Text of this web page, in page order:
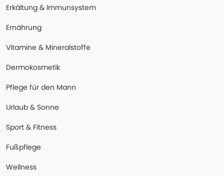
Erkältung & Immunsystem
Ernährung
Vitamine & Mineralstoffe
Dermokosmetik
Pflege für den Mann
Urlaub & Sonne
Sport & Fitness
Fußpflege
Wellness